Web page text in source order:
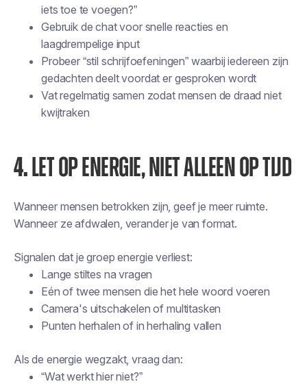
iets toe te voegen?”
Gebruik de chat voor snelle reacties en
laagdrempelige input
Probeer “stil schrijfoefeningen” waarbij iedereen zijn
gedachten deelt voordat er gesproken wordt
Vat regelmatig samen zodat mensen de draad niet
kwijtraken
4. LET OP ENERGIE, NIET ALLEEN OP TIJD
Wanneer mensen betrokken zijn, geef je meer ruimte.
Wanneer ze afdwalen, verander je van format.
Signalen dat je groep energie verliest:
Lange stiltes na vragen
Eén of twee mensen die het hele woord voeren
Camera's uitschakelen of multitasken
Punten herhalen of in herhaling vallen
Als de energie wegzakt, vraag dan:
“Wat werkt hier niet?”